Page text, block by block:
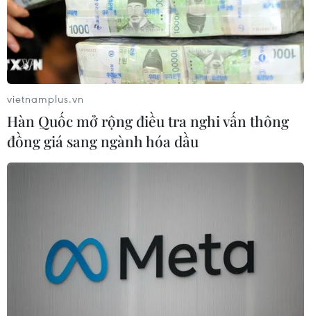
vietnamplus.vn
Hàn Quốc mở rộng điều tra nghi vấn thông
đồng giá sang ngành hóa dầu